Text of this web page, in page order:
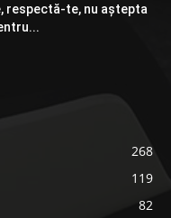
respectă-te, nu aștepta
268
119
82